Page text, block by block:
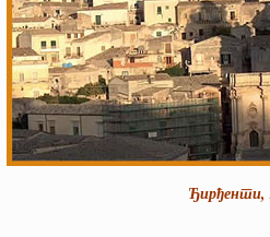
Ђирђенти, место где је